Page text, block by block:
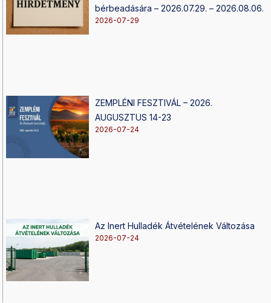
bérbeadására – 2026.07.29. – 2026.08.06.
2026-07-29
ZEMPLÉNI FESZTIVÁL – 2026.
AUGUSZTUS 14-23
2026-07-24
Az Inert Hulladék Átvételének Változása
2026-07-24